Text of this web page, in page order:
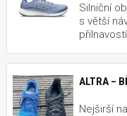
Silniční
s větší
ALTRA –
Nejširší